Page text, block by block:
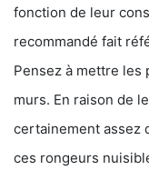
fonction de leur
recommandé fait
Pensez à mettre les
murs. En raison de
certainement assez
ces rongeurs